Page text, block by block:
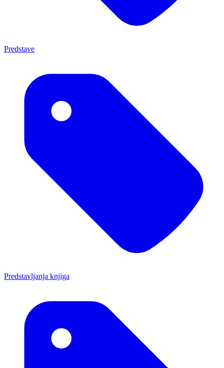
Predstave
Predstavljanja knjiga